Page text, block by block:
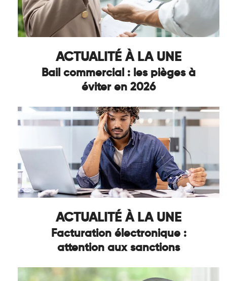
ACTUALITÉ À LA UNE
Bail commercial : les pièges à
éviter en 2026
ACTUALITÉ À LA UNE
Facturation électronique :
attention aux sanctions